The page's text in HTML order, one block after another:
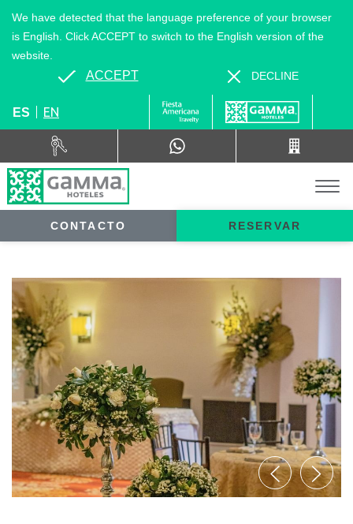
ES EN
CONTACTO RESERVAR
We have detected that the language preference of your browser
is English. Click ACCEPT to switch to the English version of the
website.
ACCEPT DECLINE